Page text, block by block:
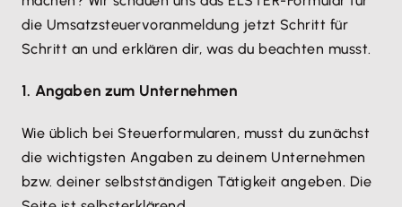
die Umsatzsteuervoranmeldung jetzt Schritt für
Schritt an und erklären dir, was du beachten musst.
1. Angaben zum Unternehmen
Wie üblich bei Steuerformularen, musst du zunächst
die wichtigsten Angaben zu deinem Unternehmen
bzw. deiner selbstständigen Tätigkeit angeben. Die